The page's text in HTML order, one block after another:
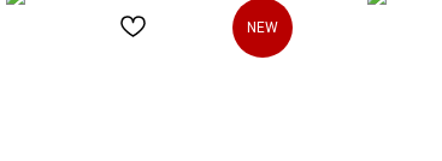
NEW